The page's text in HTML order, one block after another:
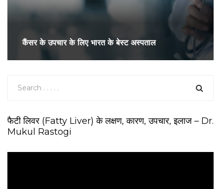
कैंसर के उपचार के लिए भारत के बेस्ट अस्पताल
फैटी लिवर (Fatty Liver) के लक्षण, कारण, उपचार, इलाज – Dr.
Mukul Rastogi